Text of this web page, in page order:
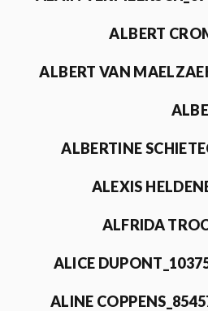
ALBERT
ALBERT VAN
ALBERTINE
ALEXIS
ALFRIDA
ALICE
ALINE